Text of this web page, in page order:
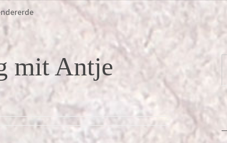
mit Antje